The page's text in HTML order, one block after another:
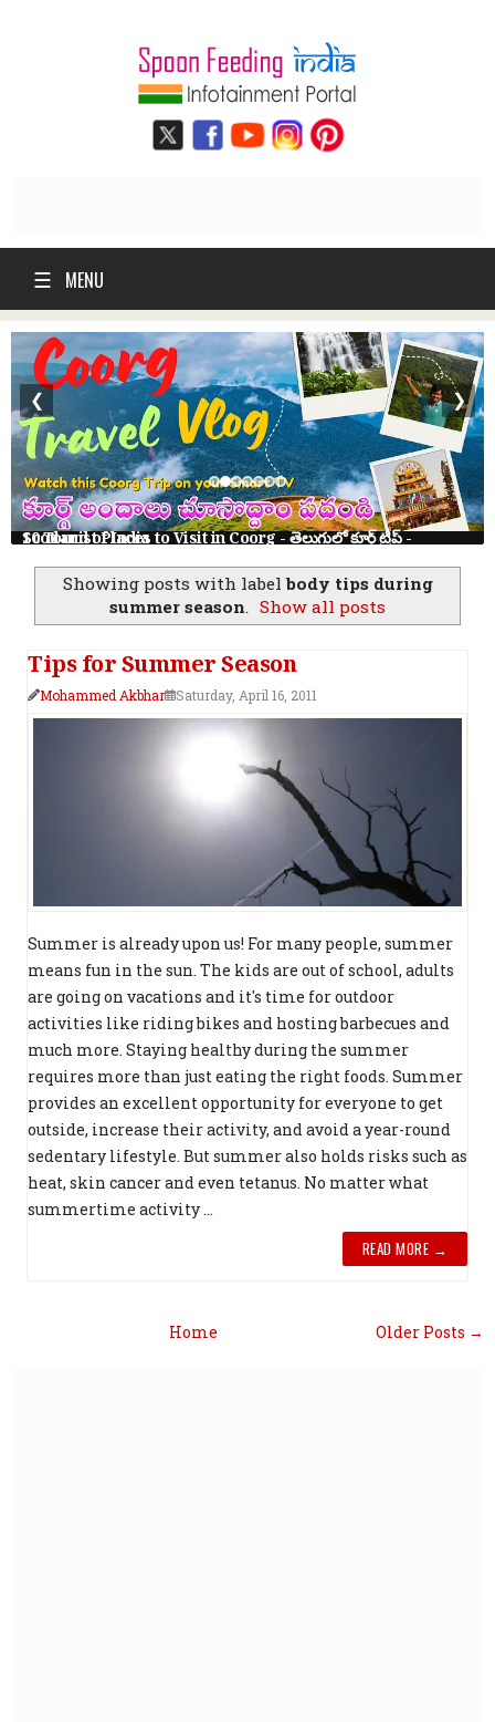
☰ MENU
10 Tourist Places to Visit in Coorg - తెలుగులో కూర్గ్ ట్రిప్ - Scotland of India
❮ ❯
Showing posts with labelbody tips during
summer season. Show all posts
Tips for Summer Season
Mohammed Akbhar Saturday, April 16, 2011
Summer is already upon us! For many people, summer
means fun in the sun. The kids are out of school, adults
are going on vacations and it's time for outdoor
activities like riding bikes and hosting barbecues and
much more. Staying healthy during the summer
requires more than just eating the right foods. Summer
provides an excellent opportunity for everyone to get
outside, increase their activity, and avoid a year-round
sedentary lifestyle. But summer also holds risks such as
heat, skin cancer and even tetanus. No matter what
summertime activity ...
READ MORE →
Older Posts →
Home